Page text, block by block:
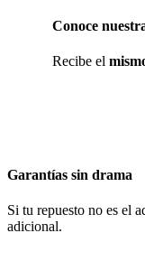
Conoce
Recibe el
Garantías sin drama
Si tu repuesto no es el
adicional.